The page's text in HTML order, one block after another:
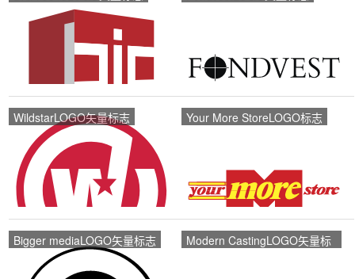
WildstarLOGO矢量标志 Your More StoreLOGO标志
Bigger mediaLOGO矢量标志
Modern CastingLOGO矢量标